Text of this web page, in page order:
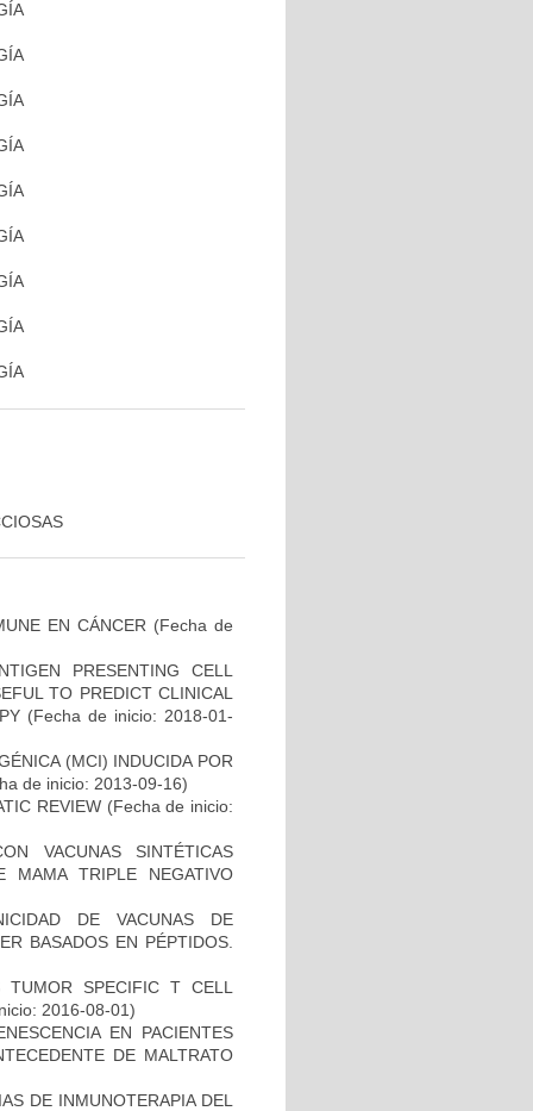
EN CÁNCER (Fecha de
PRESENTING CELL
TO PREDICT CLINICAL
(Fecha de inicio: 2018-01-
(MCI) INDUCIDA POR
de inicio: 2013-09-16)
REVIEW (Fecha de inicio:
VACUNAS SINTÉTICAS
MAMA TRIPLE NEGATIVO
DE VACUNAS DE
BASADOS EN PÉPTIDOS.
TUMOR SPECIFIC T CELL
2016-08-01)
EN PACIENTES
DE MALTRATO
DE INMUNOTERAPIA DEL